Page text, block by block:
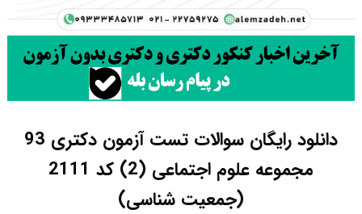
دانلود رایگان سوالات تست آزمون دکتری 93
مجموعه علوم اجتماعی (2) کد 2111
(جمعیت شناسی)